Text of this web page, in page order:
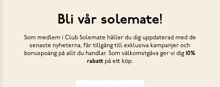
Bli vår solemate!
Som medlem i Club Solemate håller du dig uppdaterad med de
senaste nyheterna, får tillgång till exklusiva kampanjer och
bonuspoäng på allt du handlar. Som välkomstgåva ger vi dig 10%
rabattpå ett köp.